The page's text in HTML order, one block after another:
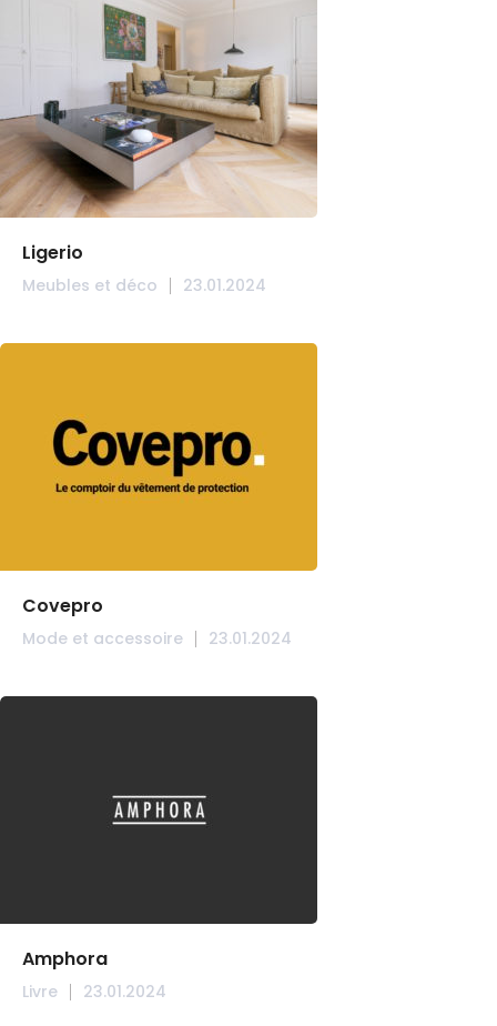
Ligerio
Meubles et déco 23.01.2024
Covepro
Mode et accessoire 23.01.2024
Amphora
Livre 23.01.2024